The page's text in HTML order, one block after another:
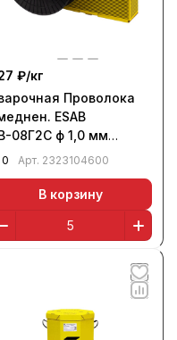
₽/кг
Проволока
ESAB
08Г2С ф 1,0 мм
5 кг)
0 Арт. 2323104600
В корзину